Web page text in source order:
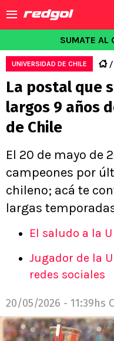
SUMATE AL
UNIVERSIDAD DE CHILE
La postal que
largos 9 años
de Chile
El 20 de mayo de
campeones por
chileno; acá te
largas
El saludo a la
Jugador de la
redes sociales
20/05/2026 - 11:39hs